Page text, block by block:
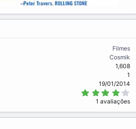
Filmes
Cosmik
1,608
1
19/01/2014
0
0
s
1 avaliações